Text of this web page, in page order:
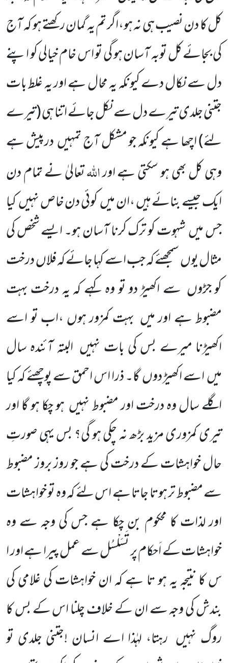
کل کا دن نصیب ہی نہ ہو،اگر تم یہ گمان رکھتے ہو کہ آج
کی بجائے کل توبہ آسان ہو گی تو اس خام خیالی کو اپنے
دل سے نکال دے کیونکہ یہ محال ہے اور یہ غلط بات
جتنی جلدی تیرے دل سے نکل جائے اتنا ہی(تیرے
لئے)اچھا ہے کیونکہ جو مشکل آج تمہیںدرپیش ہے
وہی کل بھی ہو سکتی ہے اوراللّٰہتعالیٰ نے تمام دن
ایک جیسے بنائے ہیں ،ان میںکوئی دن خاص نہیںکیا
جس میںشہوت کو ترک کرنا آسان ہو۔ ایسے شخص کی
مثال یوں سمجھئے کہ جب اسے کہا جائے کہ فلاںدرخت
کو جڑوں سے اکھیڑ دو تو وہ کہے کہ یہ درخت بہت
مضبوط ہے اور میں بہت کمزور ہوں ،اب تو اسے
اکھیڑنا میرے بس کی بات نہیں البتہ آئندہ سال
میںاسے اکھیڑ دوںگا۔ ذرا اس احمق سے پوچھئے کہ کیا
اگلے سال وہ درخت اور مضبوط نہیںہو چکا ہو گا اور
تیری کمزوری مزید بڑھ نہ چکی ہو گی؟ بس یہی صورتِ
حال خواہشات کے درخت کی ہے جو روز بروز مضبوط
سے مضبوط تر ہوتا جاتا ہے اس لئے کہ وہ تو خواہشات
اور لذات کا محکوم بن چکا ہے جس کی وجہ سے وہ
خواہشات کے اَحکام پر تَسَلْسُل سے عمل پیرا ہے اور ا
س کا نتیجہ یہ ہو تا ہے کہ ان خواہشات کی غلامی کی
بندش کی وجہ سے ان کے خلاف چلنا اس کے بس کا
روگ نہیں رہتا، لہٰذا اے انسان !جتنی جلدی تو